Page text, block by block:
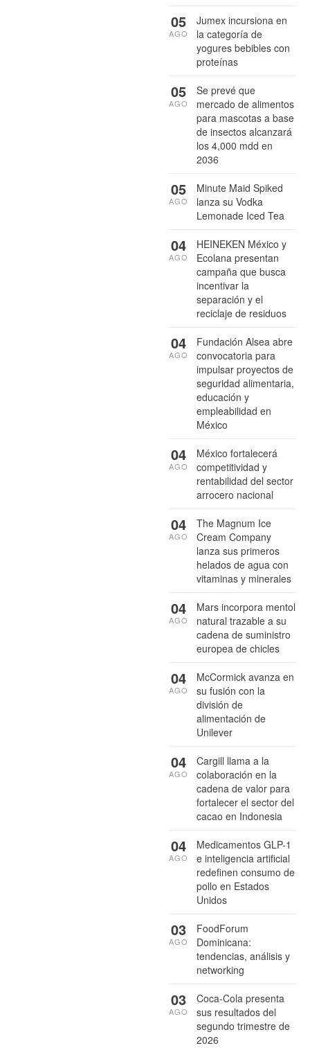
Jumex incursiona en
la categoría de
yogures bebibles con
proteínas
05
AGO
Se prevé que
mercado de alimentos
para mascotas a base
de insectos alcanzará
los 4,000 mdd en
2036
05
AGO
Minute Maid Spiked
lanza su Vodka
Lemonade Iced Tea
05
AGO
HEINEKEN México y
Ecolana presentan
campaña que busca
incentivar la
separación y el
reciclaje de residuos
04
AGO
Fundación Alsea abre
convocatoria para
impulsar proyectos de
seguridad alimentaria,
educación y
empleabilidad en
México
04
AGO
México fortalecerá
competitividad y
rentabilidad del sector
arrocero nacional
04
AGO
The Magnum Ice
Cream Company
lanza sus primeros
helados de agua con
vitaminas y minerales
04
AGO
Mars incorpora mentol
natural trazable a su
cadena de suministro
europea de chicles
04
AGO
McCormick avanza en
su fusión con la
división de
alimentación de
Unilever
04
AGO
Cargill llama a la
colaboración en la
cadena de valor para
fortalecer el sector del
cacao en Indonesia
04
AGO
Medicamentos GLP-1
e inteligencia artificial
redefinen consumo de
pollo en Estados
Unidos
04
AGO
FoodForum
Dominicana:
tendencias, análisis y
networking
03
AGO
Coca-Cola presenta
sus resultados del
segundo trimestre de
2026
03
AGO